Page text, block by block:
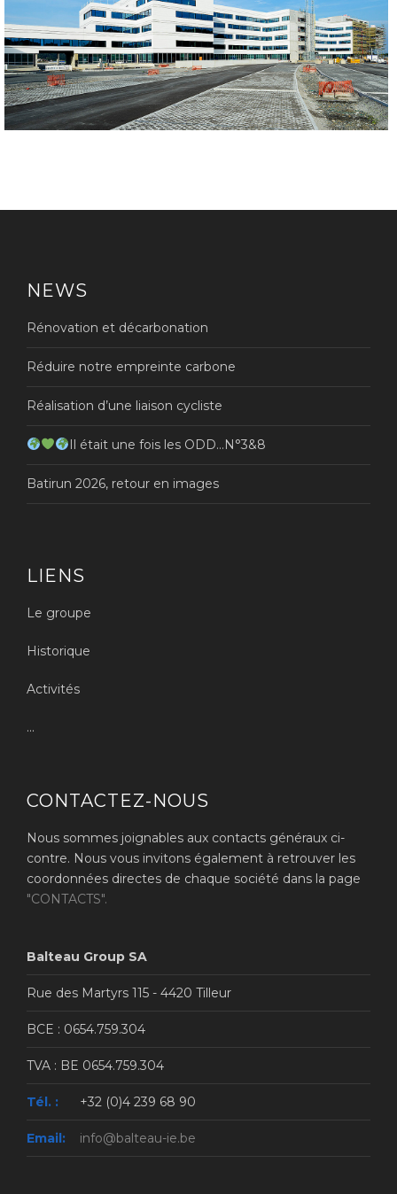
NEWS
Rénovation et décarbonation
Réduire notre empreinte carbone
Réalisation d’une liaison cycliste
Il était une fois les ODD…N°3&8
Batirun 2026, retour en images
LIENS
Le groupe
Historique
Activités
...
CONTACTEZ-NOUS
Nous sommes joignables aux contacts généraux ci-
contre. Nous vous invitons également à retrouver les
coordonnées directes de chaque société dans la page
"CONTACTS".
Balteau Group SA
Rue des Martyrs 115 - 4420 Tilleur
BCE : 0654.759.304
TVA : BE 0654.759.304
Tél. : +32 (0)4 239 68 90
Email: info@balteau-ie.be